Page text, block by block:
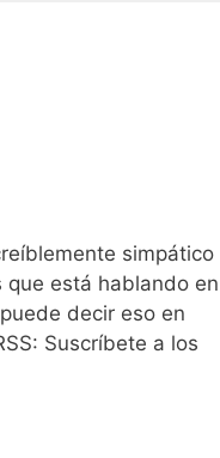
simpático
que está hablando en
decir eso en
Suscríbete a los